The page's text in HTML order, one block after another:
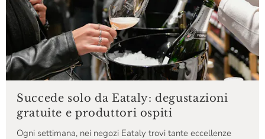
Succede solo da Eataly: degustazioni
gratuite e produttori ospiti
Ogni settimana, nei negozi Eataly trovi tante eccellenze